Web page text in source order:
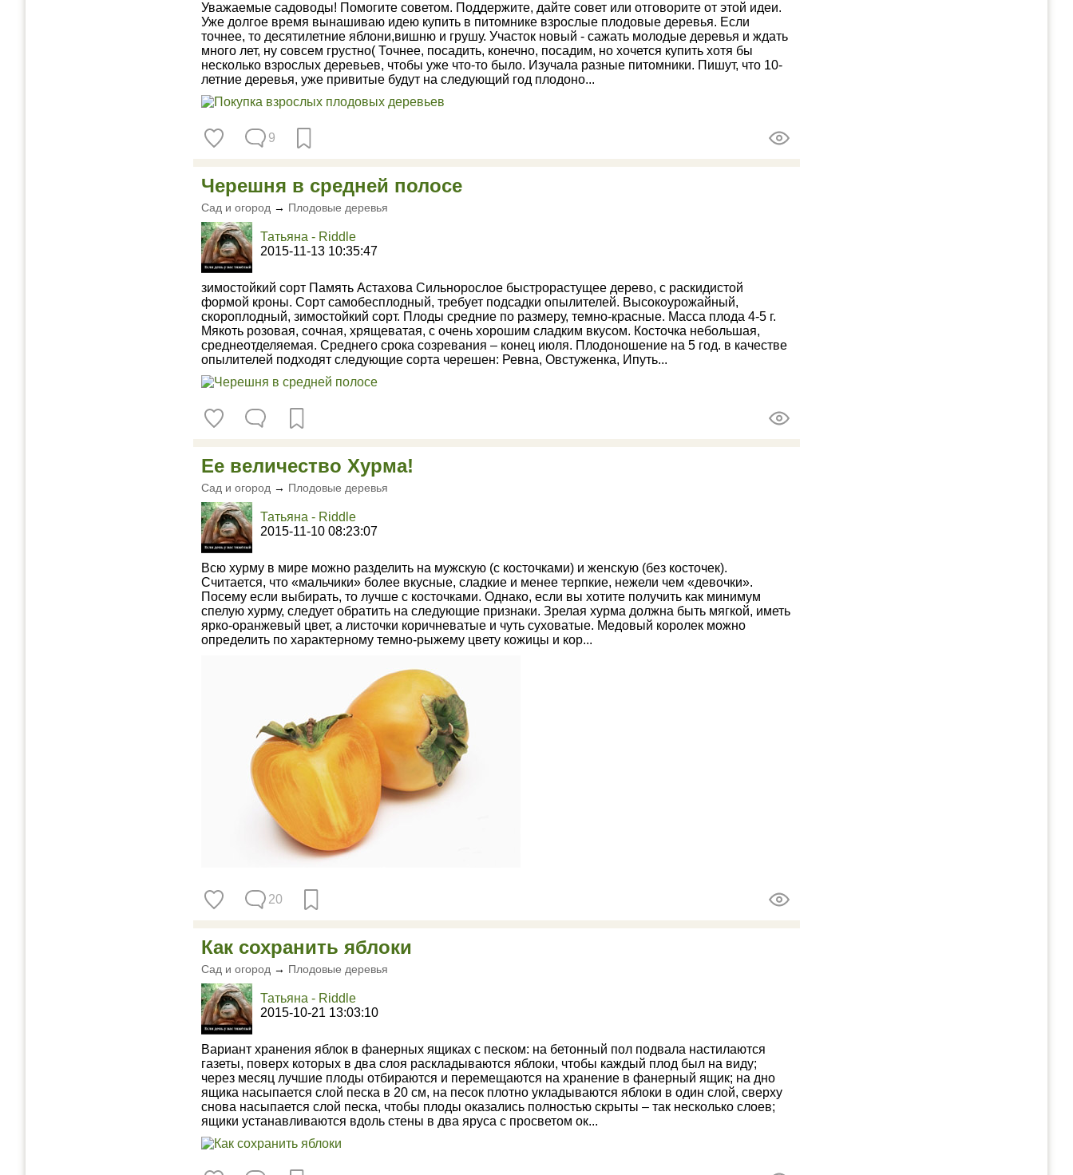
Уважаемые садоводы! Помогите советом. Поддержите, дайте совет или отговорите от этой идеи.
Уже долгое время вынашиваю идею купить в питомнике взрослые плодовые деревья. Если
точнее, то десятилетние яблони,вишню и грушу. Участок новый - сажать молодые деревья и ждать
много лет, ну совсем грустно( Точнее, посадить, конечно, посадим, но хочется купить хотя бы
несколько взрослых деревьев, чтобы уже что-то было. Изучала разные питомники. Пишут, что 10-
летние деревья, уже привитые будут на следующий год плодоно...
9
Черешня в средней полосе
Сад и огород → Плодовые деревья
Татьяна - Riddle
2015-11-13 10:35:47
зимостойкий сорт Память Астахова Сильнорослое быстрорастущее дерево, с раскидистой
формой кроны. Сорт самобесплодный, требует подсадки опылителей. Высокоурожайный,
скороплодный, зимостойкий сорт. Плоды средние по размеру, темно-красные. Масса плода 4-5 г.
Мякоть розовая, сочная, хрящеватая, с очень хорошим сладким вкусом. Косточка небольшая,
среднеотделяемая. Среднего срока созревания – конец июля. Плодоношение на 5 год. в качестве
опылителей подходят следующие сорта черешен: Ревна, Овстуженка, Ипуть...
Ее величество Хурма!
Сад и огород → Плодовые деревья
Татьяна - Riddle
2015-11-10 08:23:07
Всю хурму в мире можно разделить на мужскую (с косточками) и женскую (без косточек).
Считается, что «мальчики» более вкусные, сладкие и менее терпкие, нежели чем «девочки».
Посему если выбирать, то лучше с косточками. Однако, если вы хотите получить как минимум
спелую хурму, следует обратить на следующие признаки. Зрелая хурма должна быть мягкой, иметь
ярко-оранжевый цвет, а листочки коричневатые и чуть суховатые. Медовый королек можно
определить по характерному темно-рыжему цвету кожицы и кор...
20
Как сохранить яблоки
Сад и огород → Плодовые деревья
Татьяна - Riddle
2015-10-21 13:03:10
Вариант хранения яблок в фанерных ящиках с песком: на бетонный пол подвала настилаются
газеты, поверх которых в два слоя раскладываются яблоки, чтобы каждый плод был на виду;
через месяц лучшие плоды отбираются и перемещаются на хранение в фанерный ящик; на дно
ящика насыпается слой песка в 20 см, на песок плотно укладываются яблоки в один слой, сверху
снова насыпается слой песка, чтобы плоды оказались полностью скрыты – так несколько слоев;
ящики устанавливаются вдоль стены в два яруса с просветом ок...